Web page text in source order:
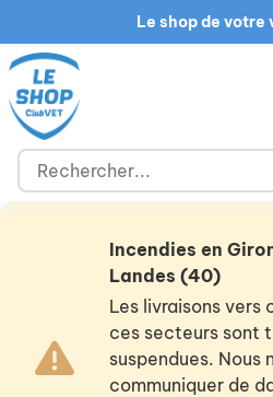
Le shop de votre
Incendies en
Landes (40)
Les livraisons vers
ces secteurs sont
suspendues. Nous
communiquer de